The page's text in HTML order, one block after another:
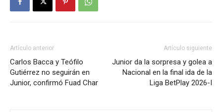
Artículo anterior
Carlos Bacca y Teófilo
Gutiérrez no seguirán en
Junior, confirmó Fuad Char
Artículo siguiente
Junior da la sorpresa y golea a
Nacional en la final ida de la
Liga BetPlay 2026-I